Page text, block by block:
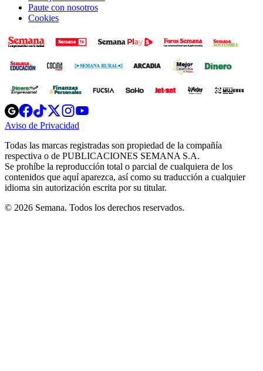
Paute con nosotros
Cookies
Opens
in
new
Opens
in
new
Opens
in
new
window
Opens
new
windowwindow
Aviso de Privacidad
new
window
Todas las marcas registradas son propiedad de la compañía
respectiva o de PUBLICACIONES SEMANA S.A.
Se prohíbe la reproducción total o parcial de cualquiera de los
contenidos que aquí aparezca, así como su traducción a cualquier
idioma sin autorización escrita por su titular.
© 2026 Semana. Todos los derechos reservados.